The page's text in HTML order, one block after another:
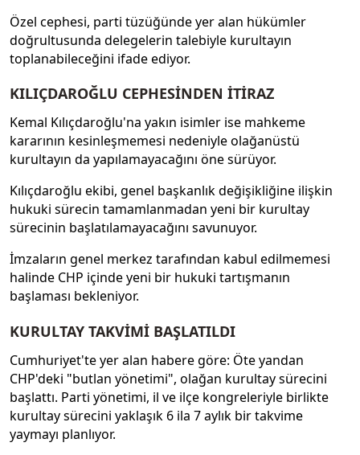
Özel cephesi, parti tüzüğünde yer alan hükümler
doğrultusunda delegelerin talebiyle kurultayın
toplanabileceğini ifade ediyor.
KILIÇDAROĞLU CEPHESİNDEN İTİRAZ
Kemal Kılıçdaroğlu'na yakın isimler ise mahkeme
kararının kesinleşmemesi nedeniyle olağanüstü
kurultayın da yapılamayacağını öne sürüyor.
Kılıçdaroğlu ekibi, genel başkanlık değişikliğine ilişkin
hukuki sürecin tamamlanmadan yeni bir kurultay
sürecinin başlatılamayacağını savunuyor.
İmzaların genel merkez tarafından kabul edilmemesi
halinde CHP içinde yeni bir hukuki tartışmanın
başlaması bekleniyor.
KURULTAY TAKVİMİ BAŞLATILDI
Cumhuriyet'te yer alan habere göre: Öte yandan
CHP'deki "butlan yönetimi", olağan kurultay sürecini
başlattı. Parti yönetimi, il ve ilçe kongreleriyle birlikte
kurultay sürecini yaklaşık 6 ila 7 aylık bir takvime
yaymayı planlıyor.